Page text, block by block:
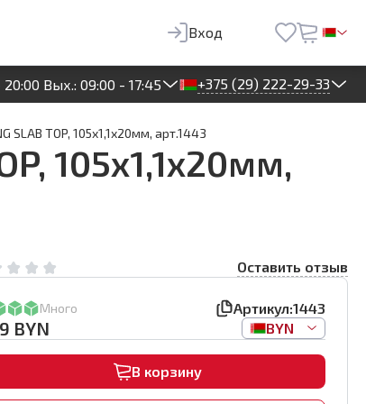
Вход
Вых.: 09:00 - 17:45 +375 (29) 222-29-33
В корзину
SLAB TOP, 105х1,1х20мм, арт.1443
105х1,1х20мм,
Оставить отзыв
Много Артикул:1443
BYN BYN
В корзину